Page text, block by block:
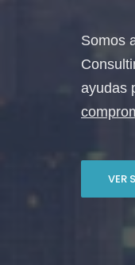
Somos
ayudas
VER